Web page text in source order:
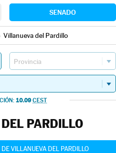
SENADO
Villanueva del Pardillo
10.09 CEST
PARDILLO
VILLANUEVA DEL PARDILLO